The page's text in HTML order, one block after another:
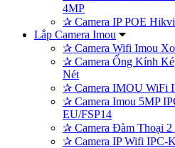
4MP
✰ Camera IP POE
Lắp Camera Imou
✰ Camera Wifi Imou
✰ Camera Ống Kính
Nét
✰ Camera IMOU WiFi
✰ Camera Imou 5MP
EU/FSP14
✰ Camera Đàm Thoại
✰ Camera IP Wifi IPC-